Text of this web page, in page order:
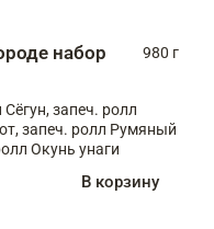
набор
980 г
запеч. ролл
запеч. ролл Румяный
Окунь унаги
В корзину